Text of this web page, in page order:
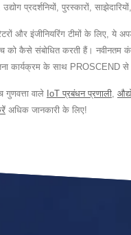
उद्योग प्रदर्शनियों, पुरस्कारों,
और इंजीनियरिंग टीमों के लिए, ये
को कैसे संबोधित करती हैं। नवीनतम
कार्यक्रम के साथ PROSCEND
वाले IoT प्रबंधन प्रणाली,
अधिक जानकारी के लिए!